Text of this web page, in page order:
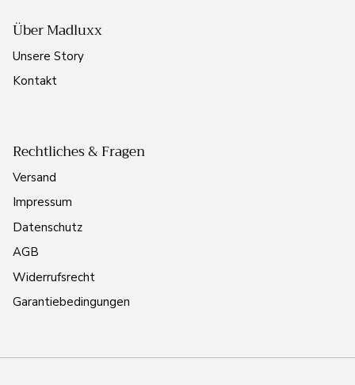
Über Madluxx
Unsere Story
Kontakt
Rechtliches & Fragen
Versand
Impressum
Datenschutz
AGB
Widerrufsrecht
Garantiebedingungen